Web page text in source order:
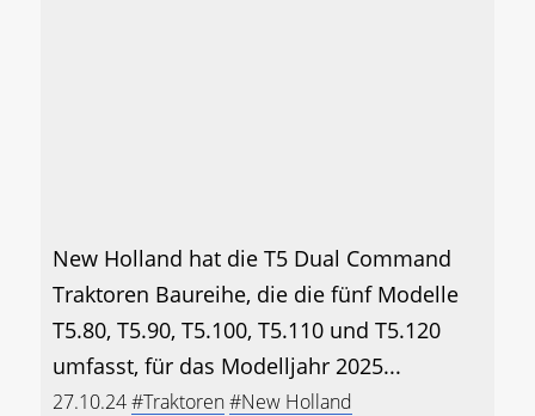
New Holland hat die T5 Dual Command
Traktoren Baureihe, die die fünf Modelle
T5.80, T5.90, T5.100, T5.110 und T5.120
umfasst, für das Modelljahr 2025...
27.10.24#Traktoren#New Holland